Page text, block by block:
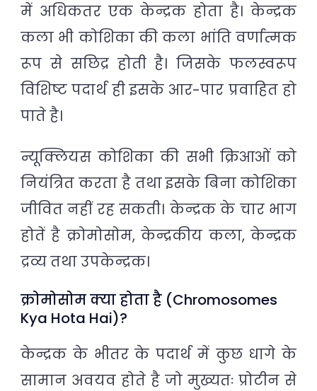
में अधिकतर एक केन्द्रक होता है। केन्द्रक
कला भी कोशिका की कला भांति वर्णात्मक
रूप से सछिद्र होती है। जिसके फलस्वरूप
विशिष्ट पदार्थ ही इसके आर-पार प्रवाहित हो
पाते है।
न्यूक्लियस कोशिका की सभी क्रिआओं को
नियंत्रित करता है तथा इसके बिना कोशिका
जीवित नहीं रह सकती। केन्द्रक के चार भाग
होतें है क्रोमोसोम, केन्द्रकीय कला, केन्द्रक
द्रव्य तथा उपकेन्द्रक।
क्रोमोसोम क्या होता है (Chromosomes
Kya Hota Hai)?
केन्द्रक के भीतर के पदार्थ में कुछ धागे के
सामान अवयव होते है जो मुख्यतः प्रोटीन से